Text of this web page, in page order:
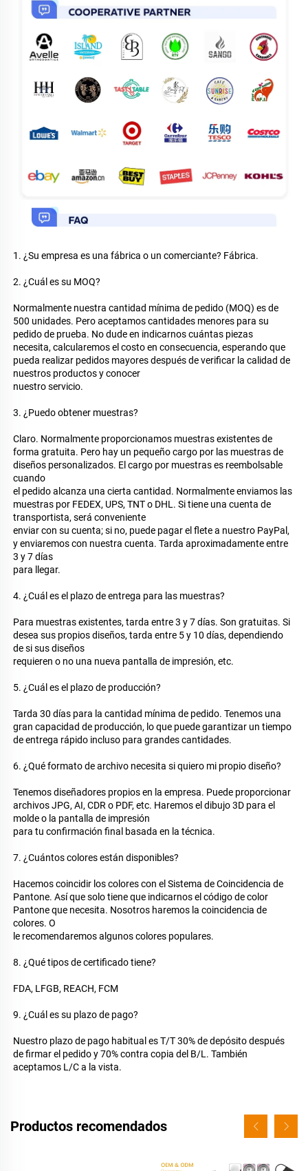
1. ¿Su empresa es una fábrica o un comerciante? Fábrica.
2. ¿Cuál es su MOQ?
Normalmente nuestra cantidad mínima de pedido (MOQ) es de
500 unidades. Pero aceptamos cantidades menores para su
pedido de prueba. No dude en indicarnos cuántas piezas
necesita, calcularemos el costo en consecuencia, esperando que
pueda realizar pedidos mayores después de verificar la calidad de
nuestros productos y conocer
nuestro servicio.
3. ¿Puedo obtener muestras?
Claro. Normalmente proporcionamos muestras existentes de
forma gratuita. Pero hay un pequeño cargo por las muestras de
diseños personalizados. El cargo por muestras es reembolsable
cuando
el pedido alcanza una cierta cantidad. Normalmente enviamos las
muestras por FEDEX, UPS, TNT o DHL. Si tiene una cuenta de
transportista, será conveniente
enviar con su cuenta; si no, puede pagar el flete a nuestro PayPal,
y enviaremos con nuestra cuenta. Tarda aproximadamente entre
3 y 7 días
para llegar.
4. ¿Cuál es el plazo de entrega para las muestras?
Para muestras existentes, tarda entre 3 y 7 días. Son gratuitas. Si
desea sus propios diseños, tarda entre 5 y 10 días, dependiendo
de si sus diseños
requieren o no una nueva pantalla de impresión, etc.
5. ¿Cuál es el plazo de producción?
Tarda 30 días para la cantidad mínima de pedido. Tenemos una
gran capacidad de producción, lo que puede garantizar un tiempo
de entrega rápido incluso para grandes cantidades.
6. ¿Qué formato de archivo necesita si quiero mi propio diseño?
Tenemos diseñadores propios en la empresa. Puede proporcionar
archivos JPG, AI, CDR o PDF, etc. Haremos el dibujo 3D para el
molde o la pantalla de impresión
para tu confirmación final basada en la técnica.
7. ¿Cuántos colores están disponibles?
Hacemos coincidir los colores con el Sistema de Coincidencia de
Pantone. Así que solo tiene que indicarnos el código de color
Pantone que necesita. Nosotros haremos la coincidencia de
colores. O
le recomendaremos algunos colores populares.
8. ¿Qué tipos de certificado tiene?
FDA, LFGB, REACH, FCM
9. ¿Cuál es su plazo de pago?
Nuestro plazo de pago habitual es T/T 30% de depósito después
de firmar el pedido y 70% contra copia del B/L. También
aceptamos L/C a la vista.
Productos recomendados